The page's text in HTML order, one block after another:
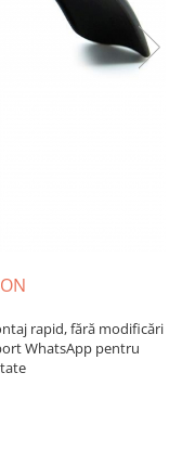
rapid, fără modificări
WhatsApp pentru